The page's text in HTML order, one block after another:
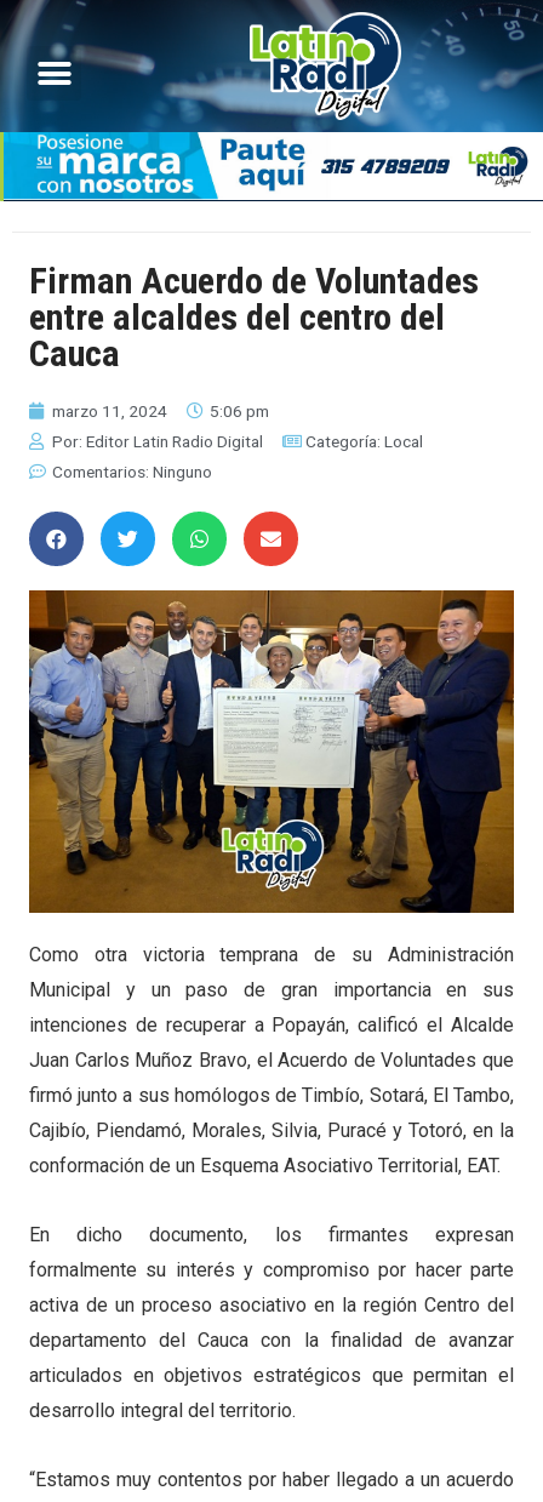
Firman Acuerdo de Voluntades
entre alcaldes del centro del
Cauca
marzo 11, 2024
5:06 pm
Por: Editor Latin Radio Digital Categoría: Local
Comentarios: Ninguno
Como otra victoria temprana de su Administración
Municipal y un paso de gran importancia en sus
intenciones de recuperar a Popayán, calificó el Alcalde
Juan Carlos Muñoz Bravo, el Acuerdo de Voluntades que
firmó junto a sus homólogos de Timbío, Sotará, El Tambo,
Cajibío, Piendamó, Morales, Silvia, Puracé y Totoró, en la
conformación de un Esquema Asociativo Territorial, EAT.
En dicho documento, los firmantes expresan
formalmente su interés y compromiso por hacer parte
activa de un proceso asociativo en la región Centro del
departamento del Cauca con la finalidad de avanzar
articulados en objetivos estratégicos que permitan el
desarrollo integral del territorio.
“Estamos muy contentos por haber llegado a un acuerdo